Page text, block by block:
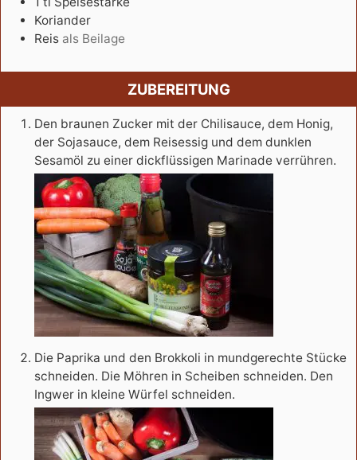
Koriander
Reis als Beilage
ZUBEREITUNG
Den braunen Zucker mit der Chilisauce, dem Honig,
der Sojasauce, dem Reisessig und dem dunklen
Sesamöl zu einer dickflüssigen Marinade verrühren.
Die Paprika und den Brokkoli in mundgerechte Stücke
schneiden. Die Möhren in Scheiben schneiden. Den
Ingwer in kleine Würfel schneiden.